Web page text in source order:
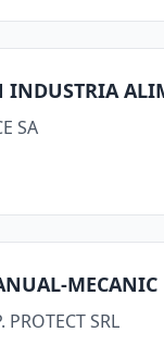
SA
MECANIC
PROTECT SRL